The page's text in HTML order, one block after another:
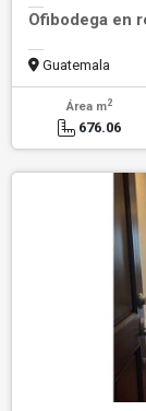
Ofibodega en
Guatemala
Área m2
676.06